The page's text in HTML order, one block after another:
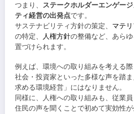
つまり、 ステークホルダーエンゲー
ティ経営の出発点です。
サステナビリティ方針の策定、 マテ
の特定、 人権方針の整備など、あら
置づけられます。
例えば、環境への取り組みを考える
社会・投資家といった多様な声を踏
求める環境経営」にはなりません。
同様に、人権への取り組みも、従業
住民の声を聞くことで初めて実効性が